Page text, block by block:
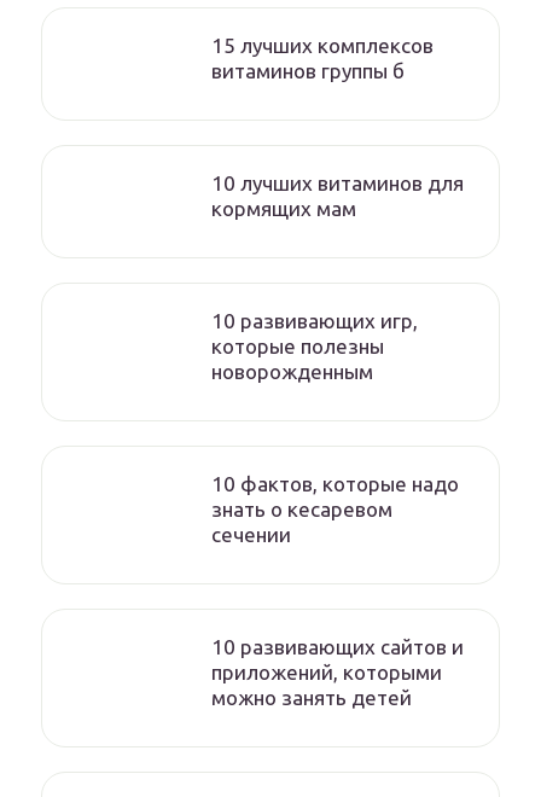
15 лучших комплексов
витаминов группы б
10 лучших витаминов для
кормящих мам
10 развивающих игр,
которые полезны
новорожденным
10 фактов, которые надо
знать о кесаревом
сечении
10 развивающих сайтов и
приложений, которыми
можно занять детей